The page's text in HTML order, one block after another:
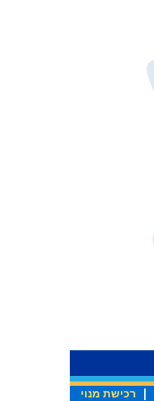
רכישת מנוי